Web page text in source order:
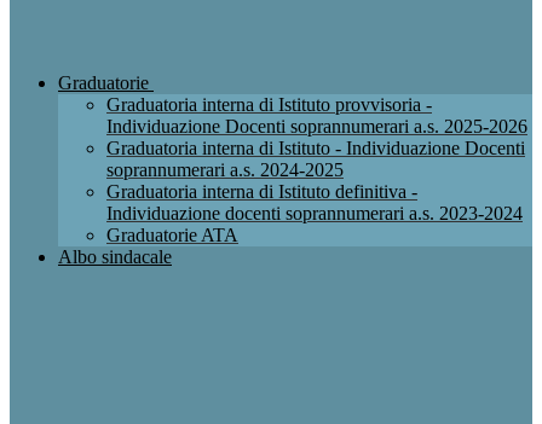
Graduatorie
Graduatoria interna di Istituto provvisoria -
Individuazione Docenti soprannumerari a.s. 2025-2026
Graduatoria interna di Istituto - Individuazione Docenti
soprannumerari a.s. 2024-2025
Graduatoria interna di Istituto definitiva -
Individuazione docenti soprannumerari a.s. 2023-2024
Graduatorie ATA
Albo sindacale